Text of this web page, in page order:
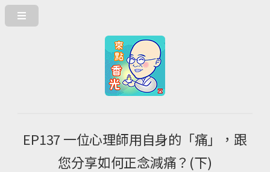
EP137 一位心理師用自身的「痛」，跟
您分享如何正念減痛？(下)